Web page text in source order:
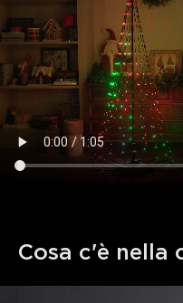
Cosa c'è nella